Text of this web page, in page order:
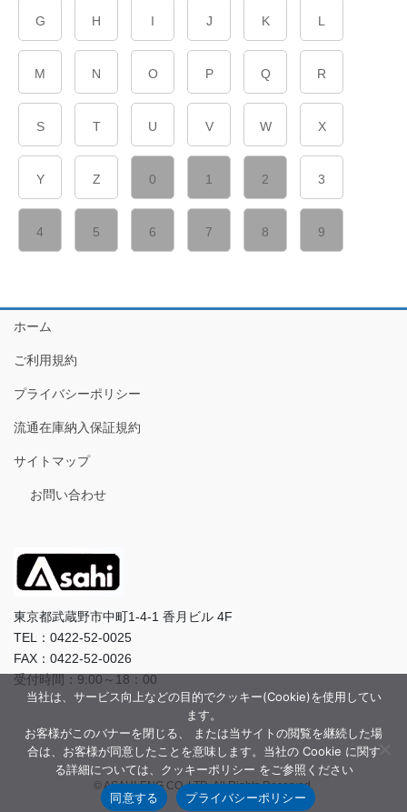
G H I J K L
M N O P Q R
S T U V W X
Y Z 0 1 2 3
4 5 6 7 8 9
ホーム
ご利用規約
プライバシーポリシー
流通在庫納入保証規約
サイトマップ
お問い合わせ
東京都武蔵野市中町1-4-1 香月ビル 4F
TEL：0422-52-0025
FAX：0422-52-0026
受付時間：9:00～18：00
© ASAHI-ENG CO.,LTD. All Rights Reserved.
当社は、サービス向上などの目的でクッキー(Cookie)を使用してい
ます。
お客様がこのバナーを閉じる、 または当サイトの閲覧を継続した場
合は、お客様が同意したことを意味します。当社の Cookie に関す
る詳細については、クッキーポリシー をご参照ください
同意する
プライバシーポリシー